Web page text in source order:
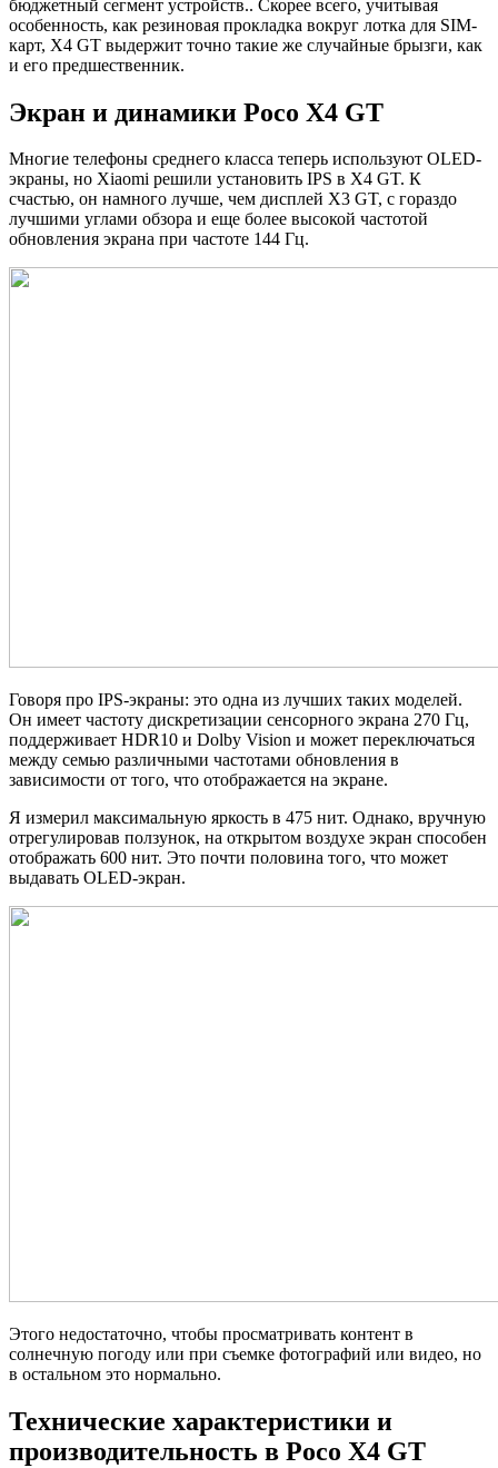
бюджетный сегмент устройств.. Скорее всего, учитывая
особенность, как резиновая прокладка вокруг лотка для SIM-
карт, X4 GT выдержит точно такие же случайные брызги, как
и его предшественник.
Экран и динамики Poco X4 GT
Многие телефоны среднего класса теперь используют OLED-
экраны, но Xiaomi решили установить IPS в X4 GT. К
счастью, он намного лучше, чем дисплей X3 GT, с гораздо
лучшими углами обзора и еще более высокой частотой
обновления экрана при частоте 144 Гц.
Говоря про IPS-экраны: это одна из лучших таких моделей.
Он имеет частоту дискретизации сенсорного экрана 270 Гц,
поддерживает HDR10 и Dolby Vision и может переключаться
между семью различными частотами обновления в
зависимости от того, что отображается на экране.
Я измерил максимальную яркость в 475 нит. Однако, вручную
отрегулировав ползунок, на открытом воздухе экран способен
отображать 600 нит. Это почти половина того, что может
выдавать OLED-экран.
Этого недостаточно, чтобы просматривать контент в
солнечную погоду или при съемке фотографий или видео, но
в остальном это нормально.
Технические характеристики и
производительность в Poco X4 GT